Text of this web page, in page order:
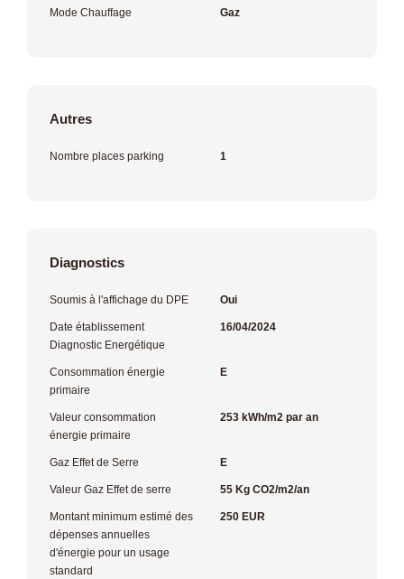
Mode Chauffage Gaz
Autres
Nombre places parking 1
Diagnostics
Soumis à l'affichage du DPE Oui
Date établissement
Diagnostic Energétique
16/04/2024
Consommation énergie
primaire
E
Valeur consommation
énergie primaire
253 kWh/m2 par an
Gaz Effet de Serre E
Valeur Gaz Effet de serre 55 Kg CO2/m2/an
Montant minimum estimé des
dépenses annuelles
d'énergie pour un usage
standard
250 EUR